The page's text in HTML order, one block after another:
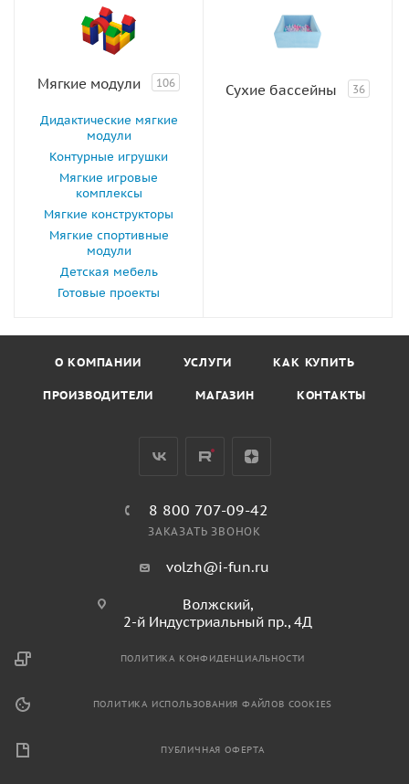
Мягкие модули 106
Дидактические мягкие
модули
Контурные игрушки
Мягкие игровые
комплексы
Мягкие конструкторы
Мягкие спортивные
модули
Детская мебель
Готовые проекты
Сухие бассейны 36
О КОМПАНИИ УСЛУГИ КАК КУПИТЬ
ПРОИЗВОДИТЕЛИ МАГАЗИН КОНТАКТЫ
8 800 707-09-42
ЗАКАЗАТЬ ЗВОНОК
volzh@i-fun.ru
Волжский,
2-й Индустриальный пр., 4Д
ПОЛИТИКА КОНФИДЕНЦИАЛЬНОСТИ
ПОЛИТИКА ИСПОЛЬЗОВАНИЯ ФАЙЛОВ COOKIES
ПУБЛИЧНАЯ ОФЕРТА